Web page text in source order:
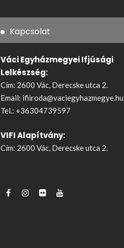
Kapcsolat
Váci Egyházmegyei Ifjúsági
Lelkészség:
Cím: 2600 Vác, Derecske utca 2.
Email: ifiiroda@vaciegyhazmegye.hu
Tel.: +36304739597
VIFI Alapítvány:
Cím: 2600 Vác, Derecske utca 2.